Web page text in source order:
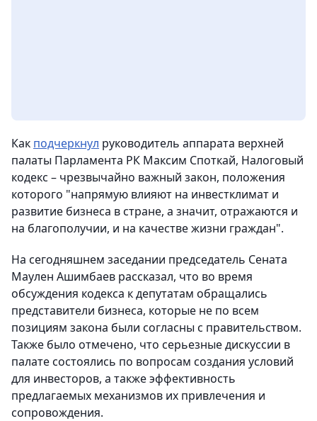
Как подчеркнул руководитель аппарата верхней
палаты Парламента РК Максим Споткай, Налоговый
кодекс – чрезвычайно важный закон, положения
которого "напрямую влияют на инвестклимат и
развитие бизнеса в стране, а значит, отражаются и
на благополучии, и на качестве жизни граждан".
На сегодняшнем заседании председатель Сената
Маулен Ашимбаев рассказал, что во время
обсуждения кодекса к депутатам обращались
представители бизнеса, которые не по всем
позициям закона были согласны с правительством.
Также было отмечено, что серьезные дискуссии в
палате состоялись по вопросам создания условий
для инвесторов, а также эффективность
предлагаемых механизмов их привлечения и
сопровождения.